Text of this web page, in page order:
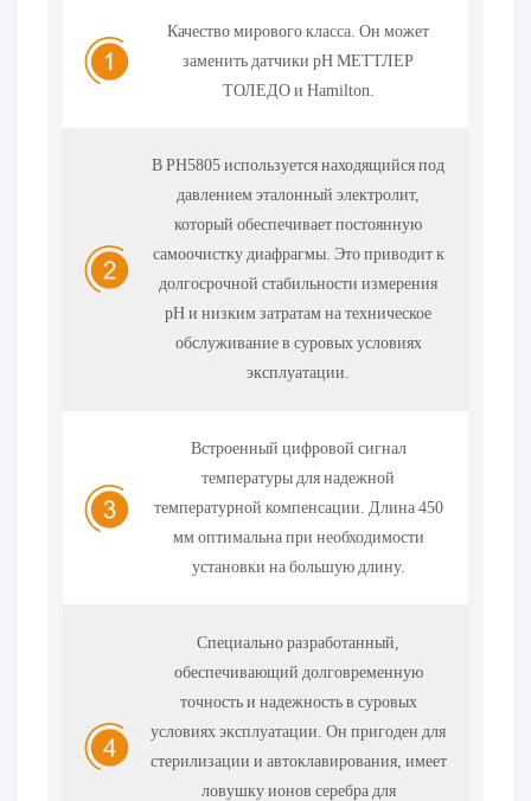
Качество мирового класса. Он может
заменить датчики pH МЕТТЛЕР
ТОЛЕДО и Hamilton.
В PH5805 используется находящийся под
давлением эталонный электролит,
который обеспечивает постоянную
самоочистку диафрагмы. Это приводит к
долгосрочной стабильности измерения
pH и низким затратам на техническое
обслуживание в суровых условиях
эксплуатации.
Встроенный цифровой сигнал
температуры для надежной
температурной компенсации. Длина 450
мм оптимальна при необходимости
установки на большую длину.
Специально разработанный,
обеспечивающий долговременную
точность и надежность в суровых
условиях эксплуатации. Он пригоден для
стерилизации и автоклавирования, имеет
ловушку ионов серебра для